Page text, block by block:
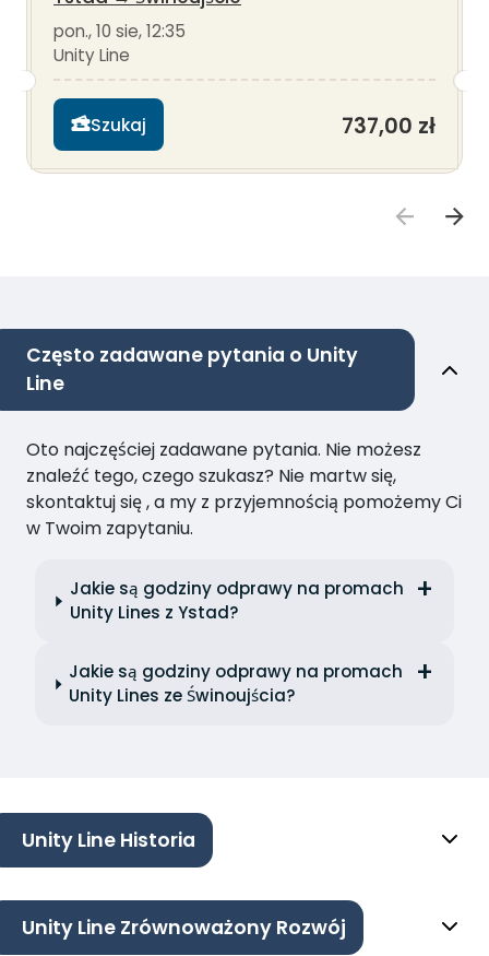
pon., 10 sie, 12:35
Unity Line
Szukaj 737,00 zł
Często zadawane pytania o Unity
Line
Oto najczęściej zadawane pytania. Nie możesz
znaleźć tego, czego szukasz? Nie martw się,
skontaktuj się , a my z przyjemnością pomożemy Ci
w Twoim zapytaniu.
Jakie są godziny odprawy na promach
Unity Lines z Ystad?
Jakie są godziny odprawy na promach
Unity Lines ze Świnoujścia?
Unity Line Historia
Unity Line Zrównoważony Rozwój